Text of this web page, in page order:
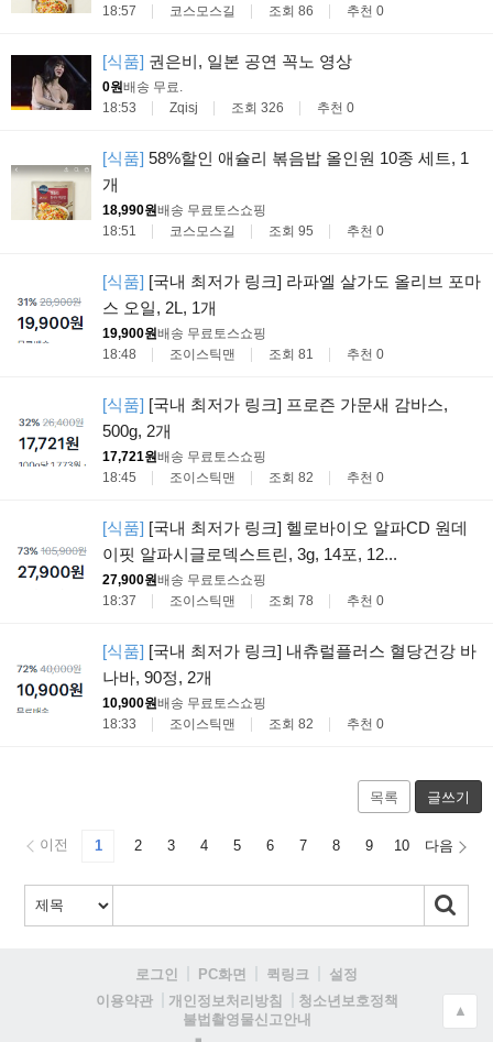
18:57
코스모스길 조회 86 추천 0
[식품] 권은비, 일본 공연 꼭노 영상
0원배송 무료.
18:53
Zqisj 조회 326 추천 0
[식품] 58%할인 애슐리 볶음밥 올인원 10종 세트, 1
개
18,990원배송 무료토스쇼핑
18:51
코스모스길 조회 95 추천 0
[식품] [국내 최저가 링크] 라파엘 살가도 올리브 포마
스 오일, 2L, 1개
19,900원배송 무료토스쇼핑
18:48
조이스틱맨 조회 81 추천 0
[식품] [국내 최저가 링크] 프로즌 가문새 감바스,
500g, 2개
17,721원배송 무료토스쇼핑
18:45
조이스틱맨 조회 82 추천 0
[식품] [국내 최저가 링크] 헬로바이오 알파CD 원데
이핏 알파시글로덱스트린, 3g, 14포, 12...
27,900원배송 무료토스쇼핑
18:37
조이스틱맨 조회 78 추천 0
[식품] [국내 최저가 링크] 내츄럴플러스 혈당건강 바
나바, 90정, 2개
10,900원배송 무료토스쇼핑
18:33
조이스틱맨 조회 82 추천 0
목록 글쓰기
이전 1 2 3 4 5 6 7 8 9 10 다음
로그인 PC화면 퀵링크
설정
이용약관
개인정보처리방침
청소년보호정책
불법촬영물신고안내
▲